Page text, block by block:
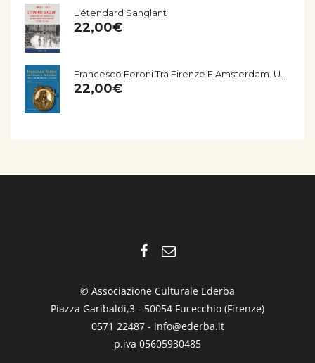
L’étendard Sanglant
22,00€
22,00€
© Associazione Culturale Ederba
Piazza Garibaldi,3 - 50054 Fucecchio (Firenze)
0571 22487 - info@ederba.it
p.iva 05605930485